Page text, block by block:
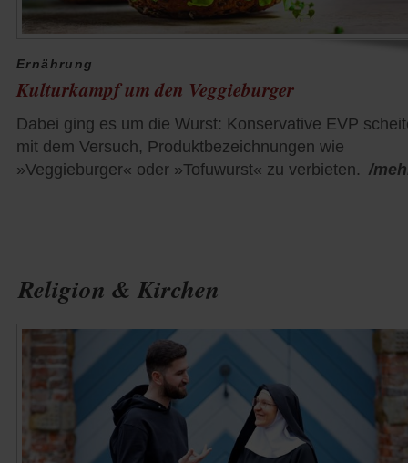
Ernährung
Kulturkampf um den Veggieburger
Dabei ging es um die Wurst: Konservative EVP
mit dem Versuch, Produktbezeichnungen wie
»Veggieburger« oder »Tofuwurst« zu verbieten. /
Religion & Kirchen